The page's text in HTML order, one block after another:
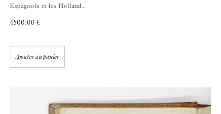
Espagnols et les Holland...
4500,00 €
Ajouter au panier